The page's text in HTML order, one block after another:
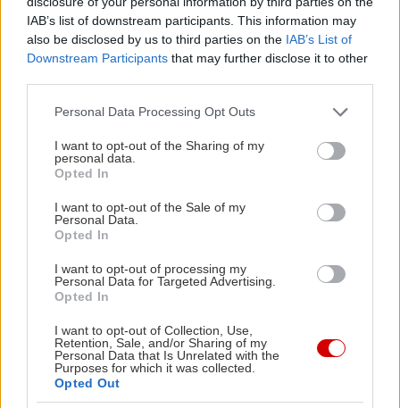
IAB’s list of downstream participants. This information may
also be disclosed by us to third parties on the IAB’s List of
Downstream Participants that may further disclose it to other
Please note that this website/app uses one or more Google
not limited to your visit or usage behaviour. You may click to
grant or deny consent to Google and its third-party tags to
use your data for below specified purposes in below Google
consent section.
Personal Data Processing Opt Outs
I want to opt-out of the Sharing of my
personal data.
Opted In
I want to opt-out of the Sale of my
Personal Data.
Opted In
I want to opt-out of processing my
Personal Data for Targeted Advertising.
Opted In
I want to opt-out of Collection, Use,
Retention, Sale, and/or Sharing of my
Personal Data that Is Unrelated with the
Purposes for which it was collected.
Opted Out
View this post on Instagram
A post shared by microulee (@microulee)
Μικρούλι μα πολύ αγαπημένο μας το Microulee
στα Εξάρχεια σε καλεί να γευτείς την κινέζικη
κουζίνα στις πιο προσιτές τιμές της πόλης.
Βλέπεις, στο Microulee μπορείς να δοκιμάσεις
χορταστικά πιάτα σε τιμές που ξεκινούν από 2€ με